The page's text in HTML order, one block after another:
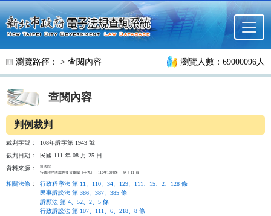
跳至主要內容
瀏覽路徑： > 查閱內容 瀏覽人數：69000096人
查閱內容
判例裁判
裁判字號：
108年訴字第 1943 號
裁判日期：
民國 111 年 08 月 25 日
資料來源：
司法院
行政程序法裁判要旨彙編（十九）（112年12月版） 第 8-11 頁
相關法條 ：
行政程序法 第 11、110、34、129、111、15、2、128 條
民事訴訟法 第 386、387、385 條
訴願法 第 4、52、2、5 條
行政訴訟法 第 107、111、6、218、8 條